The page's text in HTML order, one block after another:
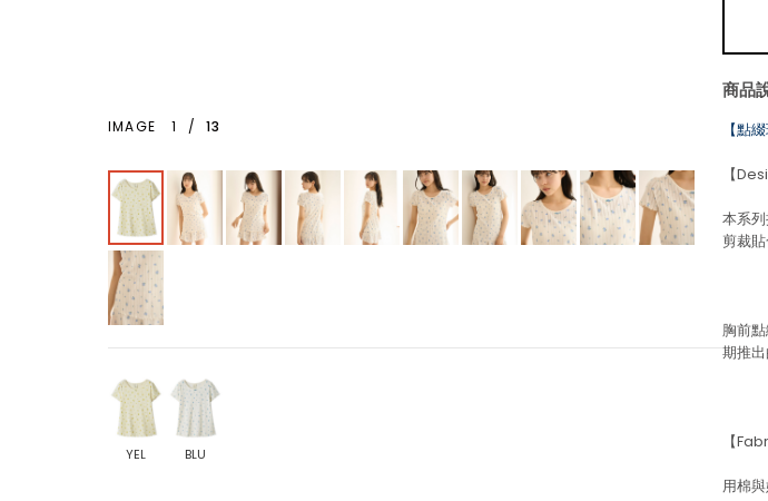
IMAGE 1 / 13
YEL BLU
商品
【點
【
本系
剪裁
胸前
期推
【
用棉與